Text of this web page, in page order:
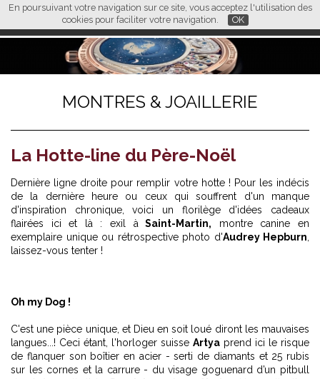
En poursuivant votre navigation sur ce site, vous acceptez l'utilisation des
cookies pour faciliter votre navigation.
OK
FR EN CN
L M
MONTRES & JOAILLERIE
La Hotte-line du Père-Noël
Dernière ligne droite pour remplir votre hotte ! Pour les indécis
de la dernière heure ou ceux qui souffrent d'un manque
d'inspiration chronique, voici un florilège d'idées cadeaux
flairées ici et là : exil à Saint-Martin, montre canine en
exemplaire unique ou rétrospective photo d'Audrey Hepburn
laissez-vous tenter !
Oh my Dog !
C'est une pièce unique, et Dieu en soit loué diront les mauvaises
langues...! Ceci étant, l'horloger suisse Artya prend ici le risque
de flanquer son boîtier en acier - serti de diamants et 25 rubis
sur les cornes et la carrure - du visage goguenard d’un pitbull